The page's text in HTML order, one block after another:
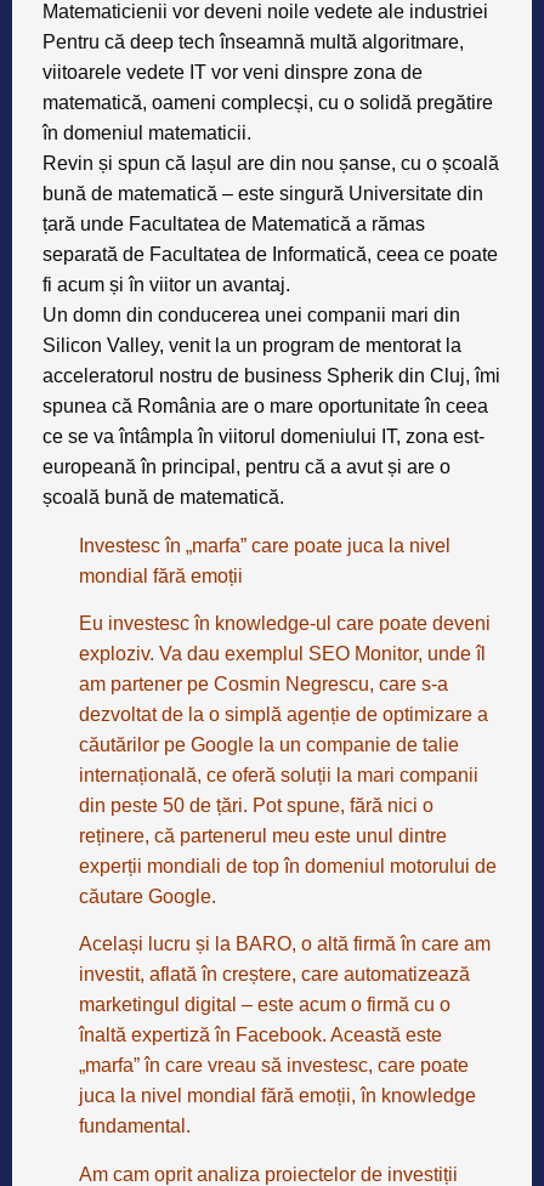
Matematicienii vor deveni noile vedete ale industriei
Pentru că deep tech înseamnă multă algoritmare,
viitoarele vedete IT vor veni dinspre zona de
matematică, oameni complecși, cu o solidă pregătire
în domeniul matematicii.
Revin și spun că Iașul are din nou șanse, cu o școală
bună de matematică – este singură Universitate din
țară unde Facultatea de Matematică a rămas
separată de Facultatea de Informatică, ceea ce poate
fi acum și în viitor un avantaj.
Un domn din conducerea unei companii mari din
Silicon Valley, venit la un program de mentorat la
acceleratorul nostru de business Spherik din Cluj, îmi
spunea că România are o mare oportunitate în ceea
ce se va întâmpla în viitorul domeniului IT, zona est-
europeană în principal, pentru că a avut și are o
școală bună de matematică.
Investesc în „marfa” care poate juca la nivel
mondial fără emoții
Eu investesc în knowledge-ul care poate deveni
exploziv. Va dau exemplul SEO Monitor, unde îl
am partener pe Cosmin Negrescu, care s-a
dezvoltat de la o simplă agenție de optimizare a
căutărilor pe Google la un companie de talie
internațională, ce oferă soluții la mari companii
din peste 50 de țări. Pot spune, fără nici o
reținere, că partenerul meu este unul dintre
experții mondiali de top în domeniul motorului de
căutare Google.
Același lucru și la BARO, o altă firmă în care am
investit, aflată în creștere, care automatizează
marketingul digital – este acum o firmă cu o
înaltă expertiză în Facebook. Această este
„marfa” în care vreau să investesc, care poate
juca la nivel mondial fără emoții, în knowledge
fundamental.
Am cam oprit analiza proiectelor de investiții